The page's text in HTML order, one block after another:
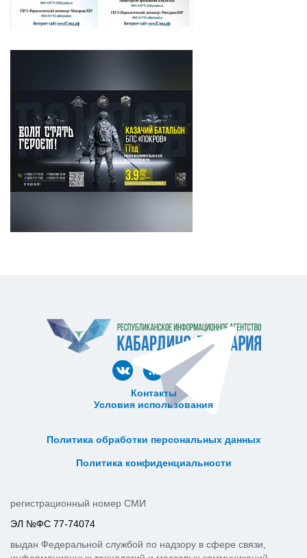
Контакты
Условия использования
Политика обработки персональных данных
Политика конфиденциальности
регистрационный номер СМИ
ЭЛ №ФС 77-74074
выдан Федеральной службой по надзору в сфере связи,